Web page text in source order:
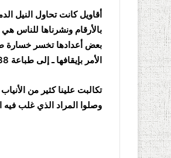
أقاويل كانت تحاول النيل
بعض أعدادها تخسر خسارة
الأمر بإيقافها ـ إلى طباعة 38 ألف نسخة.
تكالبت علينا كثير من
وصلوا المراد الذي غلب